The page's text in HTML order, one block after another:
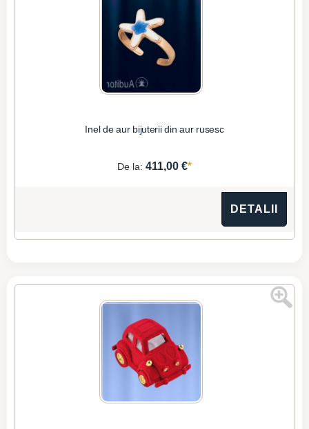
Inel de aur bijuterii din aur rusesc
De la: 411,00 €*
DETALII